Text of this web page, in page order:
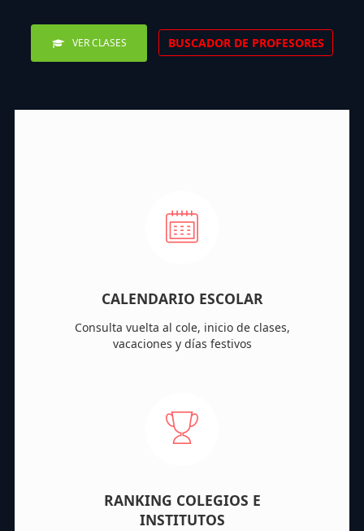
VER CLASES BUSCADOR DE PROFESORES
CALENDARIO ESCOLAR
Consulta vuelta al cole, inicio de clases,
vacaciones y días festivos
RANKING COLEGIOS E
INSTITUTOS